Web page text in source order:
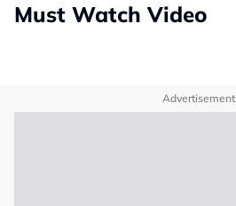
Must Watch Video
Advertisement